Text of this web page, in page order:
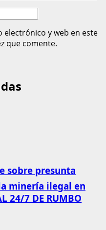
y web en este
que comente.
sobre presunta
minería ilegal en
24/7 DE RUMBO